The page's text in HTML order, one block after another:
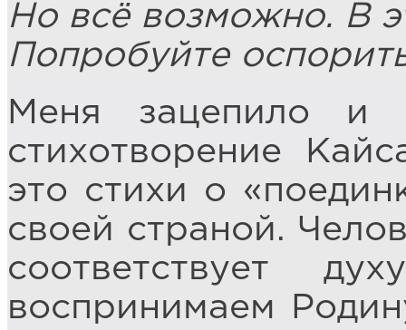
Но всё возможно. В
Попробуйте
Меня зацепило и
стихотворение
это стихи о
своей страной.
соответствует
воспринимаем